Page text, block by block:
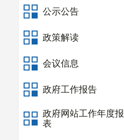
公示公告
政策解读
会议信息
政府工作报告
政府网站工作年度报
表